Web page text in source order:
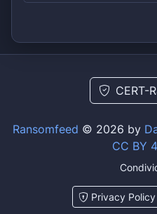
CERT-
Ransomfeed © 2026 by
CC BY
Privacy Policy